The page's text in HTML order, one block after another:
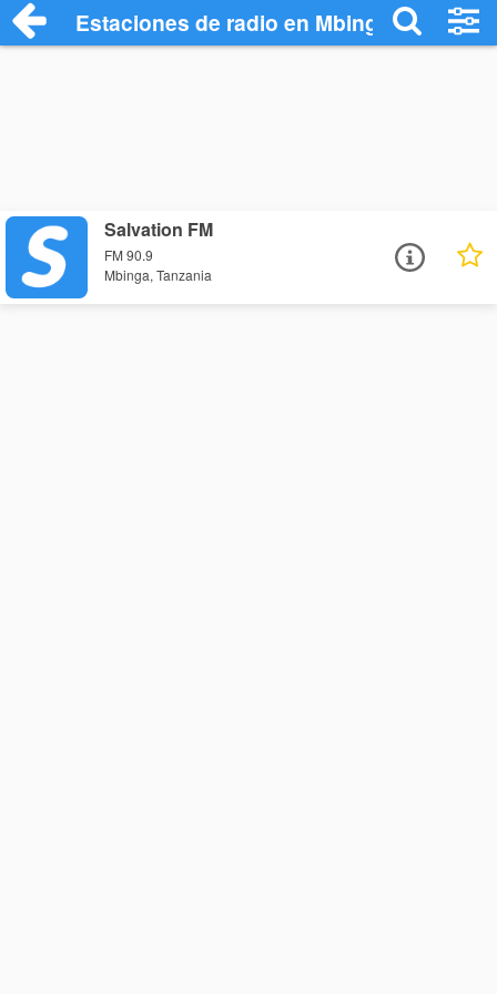
Estaciones de radio en Mbinga -
Salvation FM
FM 90.9
Mbinga, Tanzania